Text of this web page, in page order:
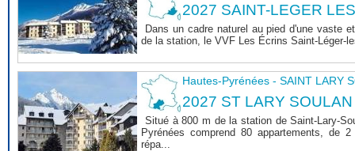
2027 SAINT-LEGER
Dans un cadre naturel au pied d'une vaste
de la station, le VVF Les Écrins Saint-Léger-
Hautes-Pyrénées - SAINT LARY
2027 ST LARY SOULAN
Situé à 800 m de la station de Saint-Lary-
Pyrénées comprend 80 appartements, de
répa...